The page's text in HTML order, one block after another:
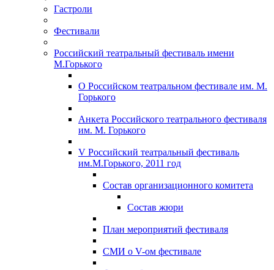
Гастроли
Фестивали
Российский театральный фестиваль имени
М.Горького
О Российском театральном фестивале им. М.
Горького
Анкета Российского театрального фестиваля
им. М. Горького
V Российский театральный фестиваль
им.М.Горького, 2011 год
Состав организационного комитета
Состав жюри
План мероприятий фестиваля
СМИ о V-ом фестивале